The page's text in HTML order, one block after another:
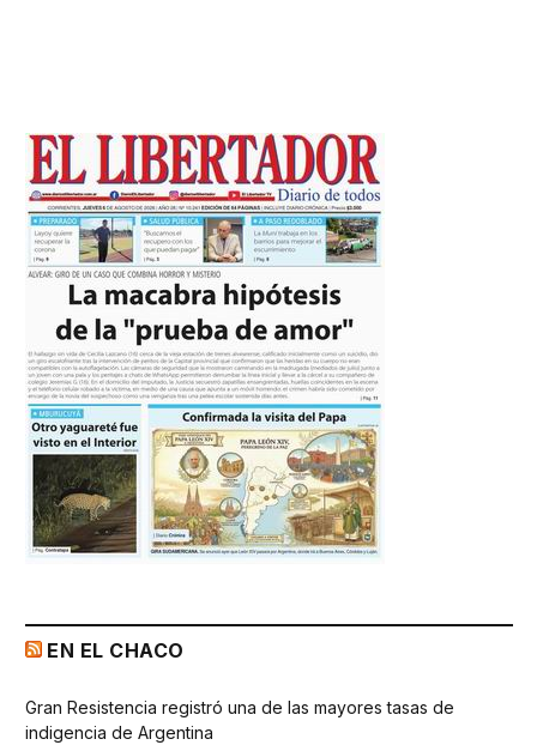
EN EL CHACO
Gran Resistencia registró una de las mayores tasas de
indigencia de Argentina